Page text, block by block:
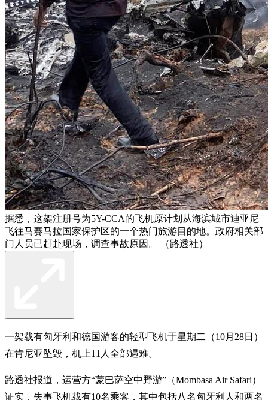
据悉，这架注册号为5Y-CCA的飞机原计划从海滨城市迪亚尼
飞往马赛马拉国家保护区的一个热门旅游目的地。政府相关部
门人员已赶赴现场，调查事故原因。 （路透社）
一架载有匈牙利和德国游客的轻型飞机于星期二（10月28日）
在肯尼亚坠毁，机上11人全部遇难。
路透社报道，运营方“蒙巴萨空中野游”（Mombasa Air Safari）
证实，失事飞机载有10名乘客，其中包括八名匈牙利人和两名